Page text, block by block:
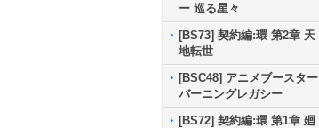
ー 巡る星々
[BS73] 契約編:環 第2章 天
地転世
[BSC48] アニメブースター
バーニングレガシー
[BS72] 契約編:環 第1章 廻